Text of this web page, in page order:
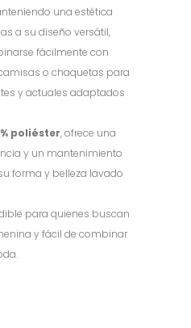
una estética
a su diseño versátil,
fácilmente con
o chaquetas para
y actuales adaptados
poliéster, ofrece una
y un mantenimiento
forma y belleza lavado
para quienes buscan
y fácil de combinar